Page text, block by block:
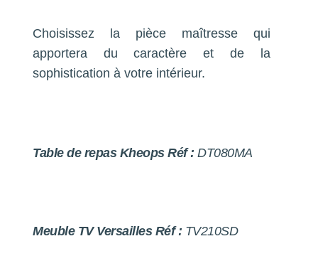
Choisissez la pièce maîtresse qui
apportera du caractère et de la
sophistication à votre intérieur.
Table de repas Kheops Réf : DT080MA
Meuble TV Versailles Réf : TV210SD